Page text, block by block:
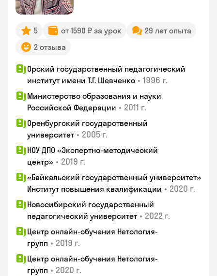
5 от 1590 ₽ за урок
29 лет опыта
2 отзыва
Орский государственный педагогический
институт имени Т.Г. Шевченко • 1996 г.
Министерство образования и науки
Российской Федерации • 2011 г.
Оренбургский государственный
университет • 2005 г.
НОУ ДПО «Экспертно-методический
центр» • 2019 г.
«Байкальский государственный университет»
Институт повышения квалификации • 2020 г.
Новосибирский государственный
педагогический университет • 2022 г.
Центр онлайн-обучения Нетология-
групп • 2019 г.
Центр онлайн-обучения Нетология-
групп • 2020 г.